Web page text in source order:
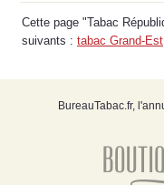
Cette page "Tabac
suivants : tabac Grand-Est
BureauTabac.fr,